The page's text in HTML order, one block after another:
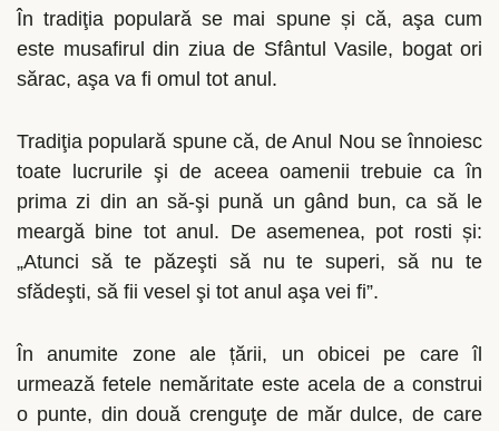
În tradiţia populară se mai spune și că, aşa cum
este musafirul din ziua de Sfântul Vasile, bogat ori
sărac, aşa va fi omul tot anul.
Tradiţia populară spune că, de Anul Nou se înnoiesc
toate lucrurile şi de aceea oamenii trebuie ca în
prima zi din an să-şi pună un gând bun, ca să le
meargă bine tot anul. De asemenea, pot rosti și:
„Atunci să te păzeşti să nu te superi, să nu te
sfădeşti, să fii vesel şi tot anul aşa vei fi”.
În anumite zone ale țării, un obicei pe care îl
urmează fetele nemăritate este acela de a construi
o punte, din două crenguţe de măr dulce, de care